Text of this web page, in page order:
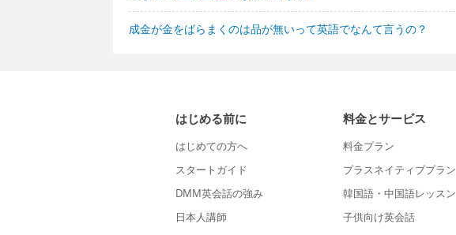
成金が金をばらまくのは品が無いって英語でなんて言うの？
はじめる前に
はじめての方へ
スタートガイド
DMM英会話の強み
日本人講師
料金とサービス
料金プラン
プラスネイティブプラン
韓国語・中国語レッスン
子供向け英会話